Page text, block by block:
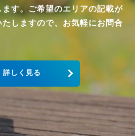
す。ご希望のエリアの記載が
しますので、お気軽にお問合
詳しく見る